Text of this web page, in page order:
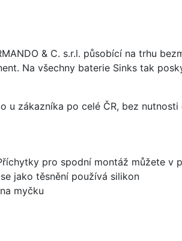
& C. s.r.l. působící na trhu
Na všechny baterie Sinks tak
u zákazníka po celé ČR, bez nutnosti
pro spodní montáž můžete v
jako těsnění používá silikon
myčku